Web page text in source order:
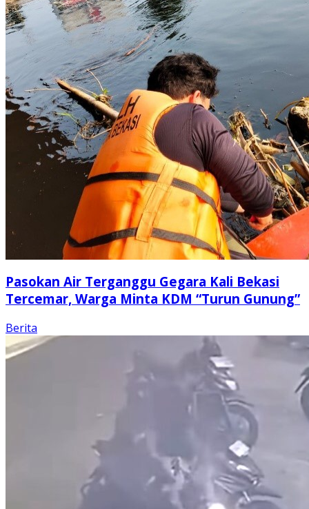
Pasokan Air Terganggu Gegara Kali Bekasi
Tercemar, Warga Minta KDM “Turun Gunung”
Berita